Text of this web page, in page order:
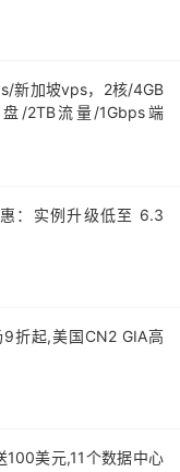
新加坡vps，2核/4GB
/2TB流量/1Gbps端
：实例升级低至 6.3
折起,美国CN2 GIA高
100美元,11个数据中心